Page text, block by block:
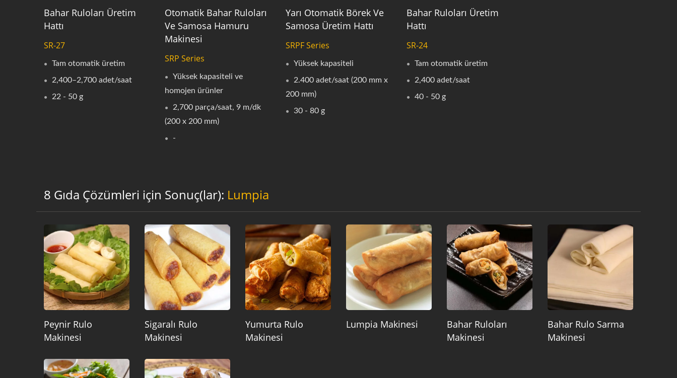
Bahar Ruloları Üretim
Hattı
SR-27
Tam otomatik üretim
2,400–2,700 adet/saat
22 - 50 g
Otomatik Bahar Ruloları
Ve Samosa Hamuru
Makinesi
SRP Series
Yüksek kapasiteli ve
homojen ürünler
2,700 parça/saat, 9 m/dk
(200 x 200 mm)
-
Yarı Otomatik Börek Ve
Samosa Üretim Hattı
SRPF Series
Yüksek kapasiteli
2.400 adet/saat (200 mm x
200 mm)
30 - 80 g
Bahar Ruloları Üretim
Hattı
SR-24
Tam otomatik üretim
2,400 adet/saat
40 - 50 g
8 Gıda Çözümleri için Sonuç(lar): Lumpia
Peynir Rulo
Makinesi
Sigaralı Rulo
Makinesi
Yumurta Rulo
Makinesi
Lumpia Makinesi
Bahar Ruloları
Makinesi
Bahar Rulo Sarma
Makinesi